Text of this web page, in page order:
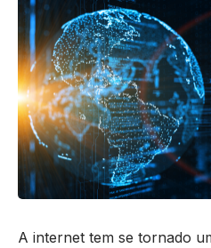
A internet tem se tornado